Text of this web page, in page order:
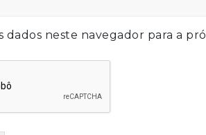
dados neste navegador para a